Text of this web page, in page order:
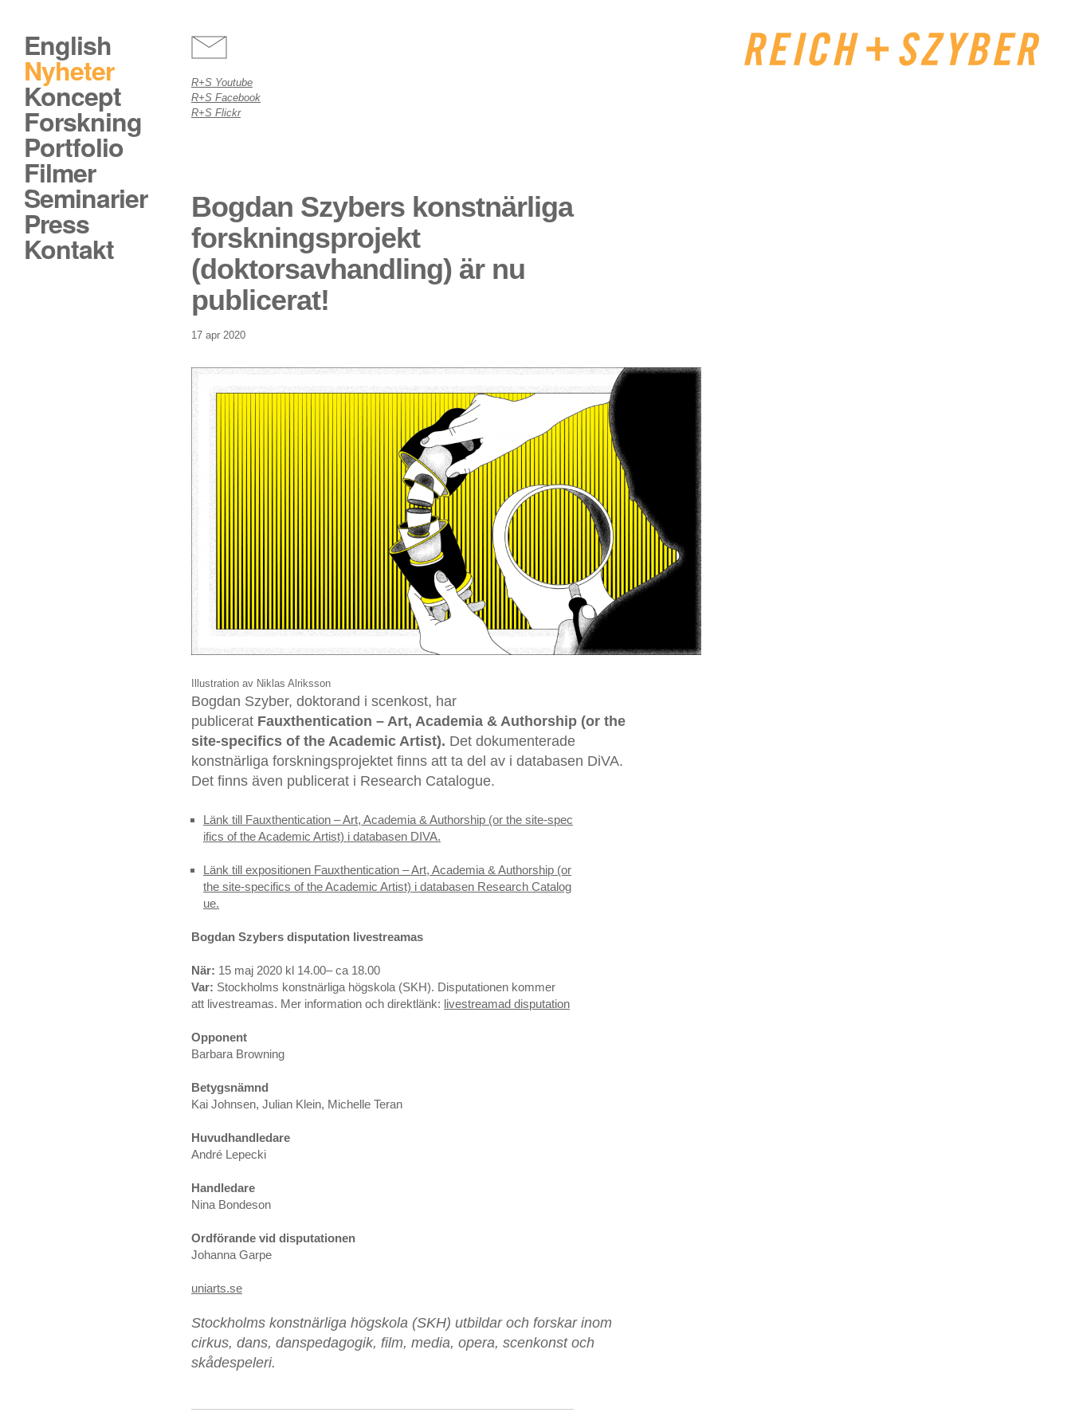
English
Nyheter
Koncept
Forskning
Portfolio
Filmer
Seminarier
Press
Kontakt
R+S Youtube
R+S Facebook
R+S Flickr
Bogdan Szybers konstnärliga
forskningsprojekt
(doktorsavhandling) är nu
publicerat!
17 apr 2020
Illustration av Niklas Alriksson
Bogdan Szyber, doktorand i scenkost, har
publicerat Fauxthentication – Art, Academia & Authorship (or the
site-specifics of the Academic Artist). Det dokumenterade
konstnärliga forskningsprojektet finns att ta del av i databasen DiVA.
Det finns även publicerat i Research Catalogue.
Länk till Fauxthentication – Art, Academia & Authorship (or the site-spec
ifics of the Academic Artist) i databasen DIVA.
Länk till expositionen Fauxthentication – Art, Academia & Authorship (or
the site-specifics of the Academic Artist) i databasen Research Catalog
ue.
Bogdan Szybers disputation livestreamas
När: 15 maj 2020 kl 14.00– ca 18.00
Var: Stockholms konstnärliga högskola (SKH). Disputationen kommer
att livestreamas. Mer information och direktlänk: livestreamad disputation
Opponent
Barbara Browning
Betygsnämnd
Kai Johnsen, Julian Klein, Michelle Teran
Huvudhandledare
André Lepecki
Handledare
Nina Bondeson
Ordförande vid disputationen
Johanna Garpe
uniarts.se
Stockholms konstnärliga högskola (SKH) utbildar och forskar inom
cirkus, dans, danspedagogik, film, media, opera, scenkonst och
skådespeleri.